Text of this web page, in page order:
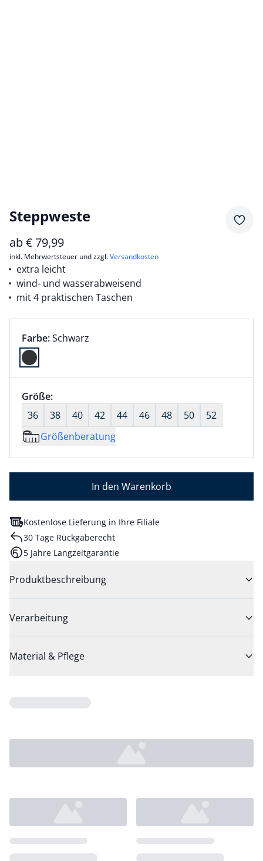
Steppweste
ab€ 79,99
inkl. Mehrwertsteuer und zzgl.Versandkosten
extra leicht
wind- und wasserabweisend
mit 4 praktischen Taschen
Farbauswahl:
Farbe:aktuell ausgewählt:
Schwarz
Farbe Schwarz ausgewählt
Größenauswahl:
Größe:nichts ausgewählt
36
38 40 42 44 46 48 50
52
Größenberatung
In den Warenkorb
Kostenlose Lieferung in Ihre Filiale
30 Tage Rückgaberecht
5 Jahre Langzeitgarantie
Produktbeschreibung
Verarbeitung
Material & Pflege